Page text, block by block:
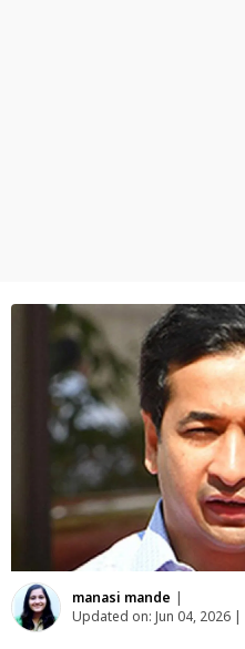
manasi mande |
Updated on: Jun 04, 2026 |